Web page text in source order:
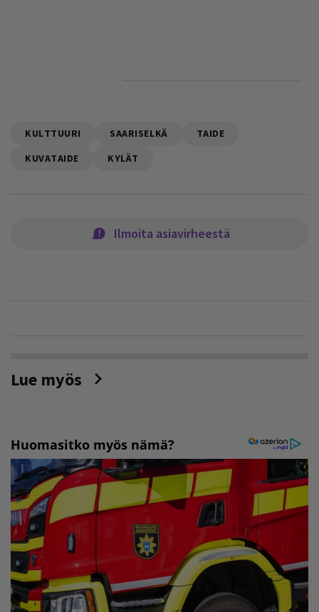
KULTTUURI SAARISELKÄ
TAIDE
KUVATAIDE
KYLÄT
Ilmoita asiavirheestä
Lue myös